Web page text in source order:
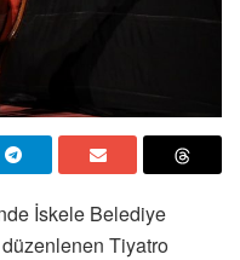
İskele Belediye
düzenlenen Tiyatro